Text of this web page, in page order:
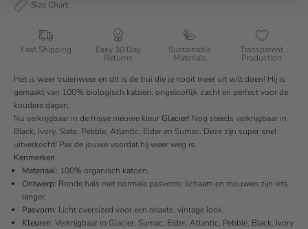
Size Chart
Fast Shipping Easy 30 Day
Returns
Sustainable
Materials
Transparent
Production
Het is weer truienweer en dit is de trui die je nooit meer uit wilt doen! Hij is
gemaakt van 100% biologisch katoen, ongelooflijk zacht en perfect voor de
koudere dagen.
Nu verkrijgbaar in de frisse nieuwe kleur Glacier! Nog steeds verkrijgbaar in
Black, Ivory, Slate, Pebble, Atlantic, Elder en Sumac. Deze zijn super snel
uitverkocht! Pak de jouwe voordat hij weer weg is.
Kenmerken
Materiaal: 100% organisch katoen.
Ontwerp: Ronde hals met normale pasvorm; lichaam en mouwen zijn iets
langer.
Pasvorm: Licht oversized voor een relaxte, vintage look.
Kleuren: Verkrijgbaar in Glacier, Sumac, Elder, Atlantic, Pebble, Black, Ivory